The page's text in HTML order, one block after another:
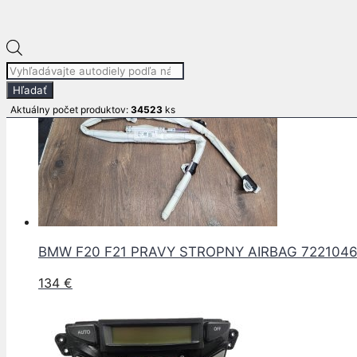
Products
search
Hľadať
Aktuálny počet produktov: 34523 ks
BMW F20 F21 PRAVY STROPNY AIRBAG 7221046
134 €